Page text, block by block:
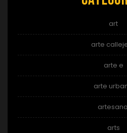
art
arte
arte e
arte
arts